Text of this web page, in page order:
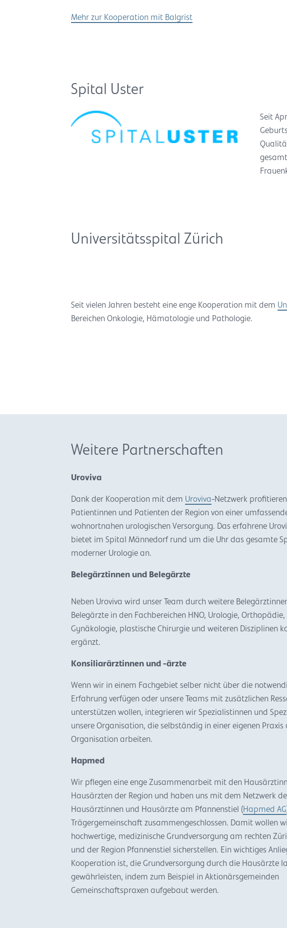
Mehr zur Kooperation mit Balgrist
Spital Uster
Seit
Universitätsspital Zürich
Seit vielen Jahren besteht eine enge Kooperation mit dem
Bereichen Onkologie, Hämatologie und Pathologie.
Weitere Partnerschaften
Uroviva
Dank der Kooperation mit dem Uroviva-Netzwerk profitieren
Patientinnen und Patienten der Region von einer
wohnortnahen urologischen Versorgung. Das erfahrene
bietet im Spital Männedorf rund um die Uhr das gesamte
moderner Urologie an.
Belegärztinnen und Belegärzte
Neben Uroviva wird unser Team durch weitere
Belegärzte in den Fachbereichen HNO, Urologie, Orthopädie,
Gynäkologie, plastische Chirurgie und weiteren Disziplinen
ergänzt.
Konsiliarärztinnen und -ärzte
Wenn wir in einem Fachgebiet selber nicht über die
Erfahrung verfügen oder unsere Teams mit zusätzlichen
unterstützen wollen, integrieren wir Spezialistinnen und
unsere Organisation, die selbständig in einer eigenen Praxis
Organisation arbeiten.
Hapmed
Wir pflegen eine enge Zusammenarbeit mit den
Hausärzten der Region und haben uns mit dem Netzwerk
Hausärztinnen und Hausärzte am Pfannenstiel (Hapmed AG
Trägergemeinschaft zusammengeschlossen. Damit wollen
hochwertige, medizinische Grundversorgung am rechten
und der Region Pfannenstiel sicherstellen. Ein wichtiges
Kooperation ist, die Grundversorgung durch die Hausärzte
gewährleisten, indem zum Beispiel in Aktionärsgemeinden
Gemeinschaftspraxen aufgebaut werden.